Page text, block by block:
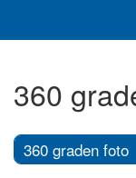
360
360 graden foto